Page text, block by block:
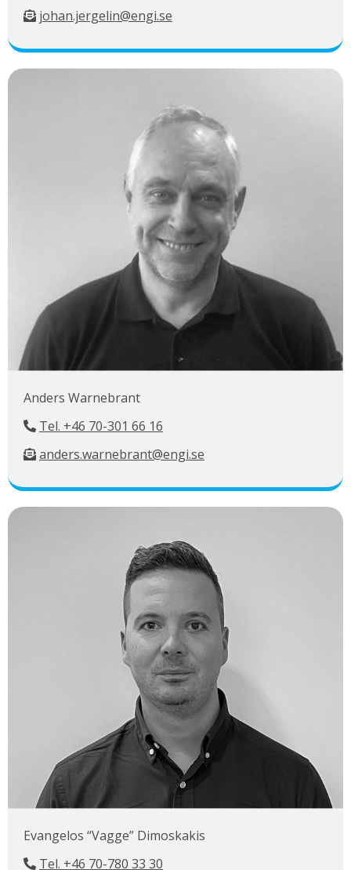
johan.jergelin@engi.se
Anders Warnebrant
Tel. +46 70-301 66 16
anders.warnebrant@engi.se
Evangelos “Vagge” Dimoskakis
Tel. +46 70-780 33 30